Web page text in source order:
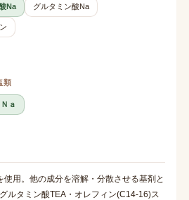
Na グルタミン酸Na
類
ａ
用。他の成分を溶解・分散させる基剤と
ルタミン酸TEA・オレフィン(C14-16)ス